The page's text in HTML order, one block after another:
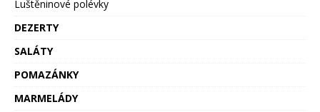
Luštěninové polévky
DEZERTY
SALÁTY
POMAZÁNKY
MARMELÁDY